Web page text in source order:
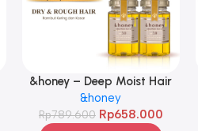
&honey – Deep Moist Hair
Oil 3.0 100ml Twinpack
&honey
Rp789.600 Rp658.000